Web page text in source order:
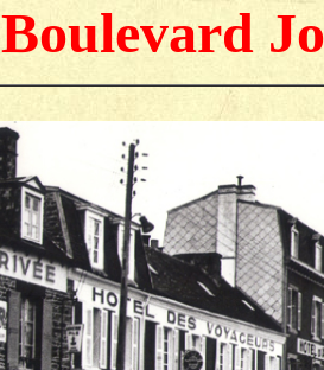
Boulevard